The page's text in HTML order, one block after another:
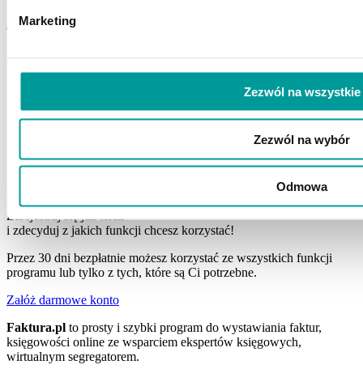
Marketing
Zezwól na wszystkie
Zezwól na wybór
Odmowa
Załóż darmowe konto
Zarejestruj się już teraz
i zdecyduj z jakich funkcji chcesz korzystać!
Przez 30 dni bezpłatnie możesz korzystać ze wszystkich funkcji
programu lub tylko z tych, które są Ci potrzebne.
Załóż darmowe konto
Faktura.pl to prosty i szybki program do wystawiania faktur,
księgowości online ze wsparciem ekspertów księgowych,
wirtualnym segregatorem.